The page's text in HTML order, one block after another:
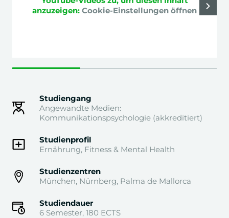
anzuzeigen: Cookie-Einstellungen öffnen
Studiengang
Angewandte Medien:
Kommunikationspsychologie (akkreditiert)
Studienprofil
Ernährung, Fitness & Mental Health
Studienzentren
München, Nürnberg, Palma de Mallorca
Studiendauer
6 Semester, 180 ECTS